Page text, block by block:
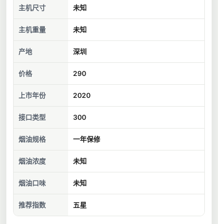
主机尺寸 未知
主机重量 未知
产地 深圳
价格 290
上市年份 2020
接口类型 300
烟油规格 一年保修
烟油浓度 未知
烟油口味 未知
推荐指数 五星